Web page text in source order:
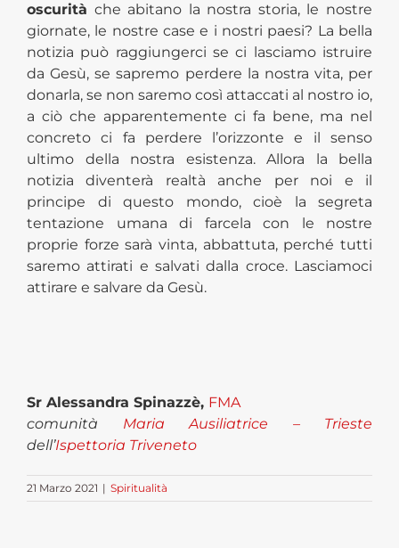
oscurità che abitano la nostra storia, le nostre
giornate, le nostre case e i nostri paesi? La bella
notizia può raggiungerci se ci lasciamo istruire
da Gesù, se sapremo perdere la nostra vita, per
donarla, se non saremo così attaccati al nostro io,
a ciò che apparentemente ci fa bene, ma nel
concreto ci fa perdere l’orizzonte e il senso
ultimo della nostra esistenza. Allora la bella
notizia diventerà realtà anche per noi e il
principe di questo mondo, cioè la segreta
tentazione umana di farcela con le nostre
proprie forze sarà vinta, abbattuta, perché tutti
saremo attirati e salvati dalla croce. Lasciamoci
attirare e salvare da Gesù.
Sr Alessandra Spinazzè, FMA
comunità Maria Ausiliatrice – Trieste
dell’Ispettoria Triveneto
21 Marzo 2021 | Spiritualità